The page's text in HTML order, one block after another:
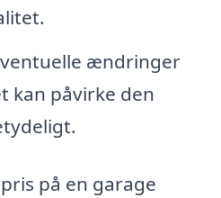
ændringer
kan påvirke den
på en garage